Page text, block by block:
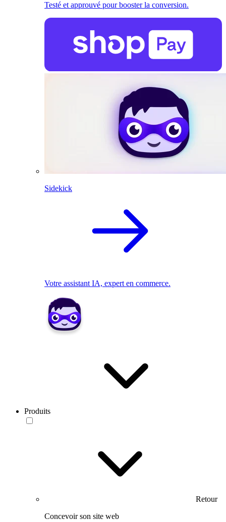
Testé et approuvé pour booster la conversion.
Sidekick
Votre assistant IA, expert en commerce.
Produits
Retour
Concevoir son site web